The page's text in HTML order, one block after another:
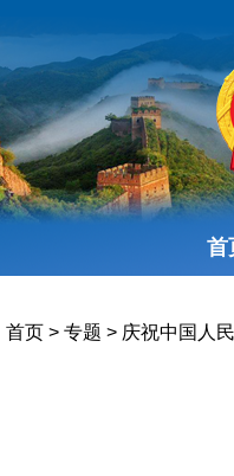
首
首页 > 专题 > 庆祝中国人